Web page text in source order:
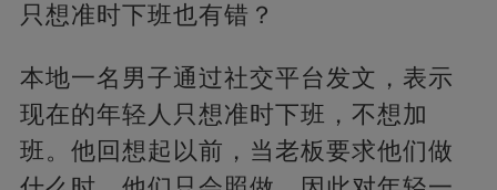
只想准时下班也有错？
本地一名男子通过社交平台发文，表示
现在的年轻人只想准时下班，不想加
班。他回想起以前，当老板要求他们做